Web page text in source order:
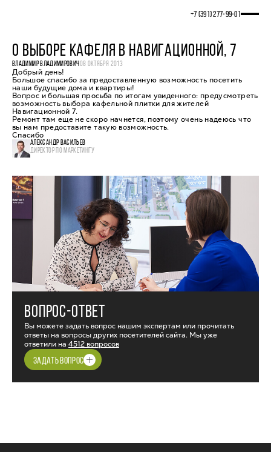
+7 (391) 277‒99‒01
О ВЫБОРЕ КАФЕЛЯ В НАВИГАЦИОННОЙ, 7
ВЛАДИМИР ВЛАДИМИРОВИЧ08 ОКТЯБРЯ 2013
Добрый день!
Большое спасибо за предоставленную возможность посетить
наши будущие дома и квартиры!
Вопрос и большая просьба по итогам увиденного: предусмотреть
возможность выбора кафельной плитки для жителей
Навигационной 7.
Ремонт там еще не скоро начнется, поэтому очень надеюсь что
вы нам предоставите такую возможность.
Спасибо
АЛЕКСАНДР ВАСИЛЬЕВ
ДИРЕКТОР ПО МАРКЕТИНГУ
ВОПРОС-ОТВЕТ
Вы можете задать вопрос нашим экспертам или прочитать
ответы на вопросы других посетителей сайта. Мы уже
ответили на 4512 вопросов
ЗАДАТЬ ВОПРОС